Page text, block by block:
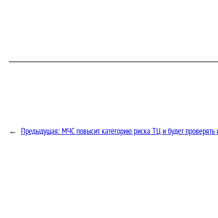
← Предыдущая: МЧС повысит категорию риска ТЦ и будет проверять